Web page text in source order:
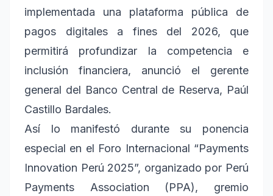
implementada una plataforma pública de
pagos digitales a fines del 2026, que
permitirá profundizar la competencia e
inclusión financiera, anunció el gerente
general del Banco Central de Reserva, Paúl
Castillo Bardales.
Así lo manifestó durante su ponencia
especial en el Foro Internacional “Payments
Innovation Perú 2025”, organizado por Perú
Payments Association (PPA), gremio